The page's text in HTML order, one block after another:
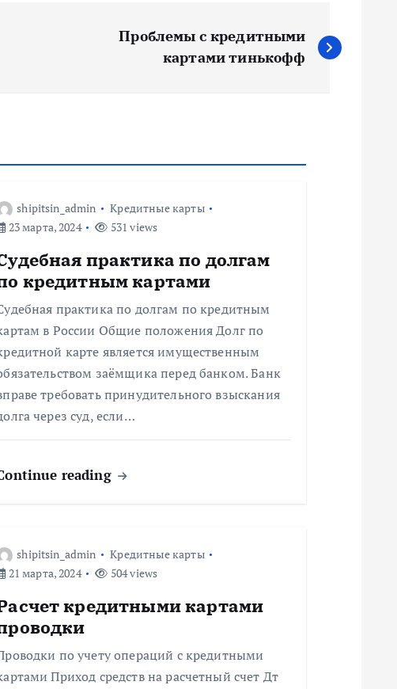
Проблемы с кредитными
картами тинькофф
shipitsin_admin
Кредитные карты
23 марта, 2024
531 views
практика по долгам
кредитным картами
практика по долгам по кредитным
в России Общие положения Долг по
карте является имущественным
заёмщика перед банком. Банк
требовать принудительного взыскания
через суд, если…
reading
shipitsin_admin
Кредитные карты
21 марта, 2024
504 views
кредитными картами
по учету операций с кредитными
Приход средств на расчетный счет Дт